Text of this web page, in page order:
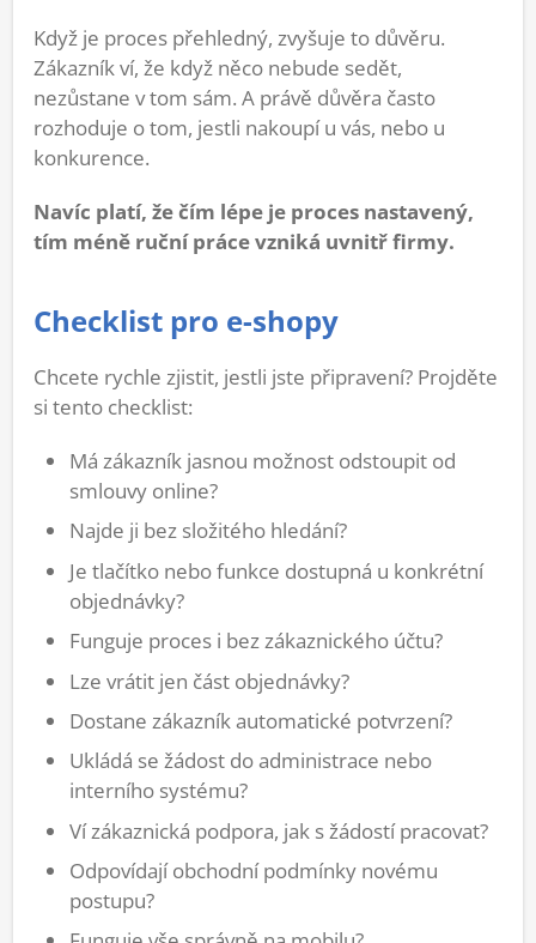
Když je proces přehledný, zvyšuje to důvěru.
Zákazník ví, že když něco nebude sedět,
nezůstane v tom sám. A právě důvěra často
rozhoduje o tom, jestli nakoupí u vás, nebo u
konkurence.
Navíc platí, že čím lépe je proces nastavený,
tím méně ruční práce vzniká uvnitř firmy.
Checklist pro e-shopy
Chcete rychle zjistit, jestli jste připravení? Projděte
si tento checklist:
Má zákazník jasnou možnost odstoupit od
smlouvy online?
Najde ji bez složitého hledání?
Je tlačítko nebo funkce dostupná u konkrétní
objednávky?
Funguje proces i bez zákaznického účtu?
Lze vrátit jen část objednávky?
Dostane zákazník automatické potvrzení?
Ukládá se žádost do administrace nebo
interního systému?
Ví zákaznická podpora, jak s žádostí pracovat?
Odpovídají obchodní podmínky novému
postupu?